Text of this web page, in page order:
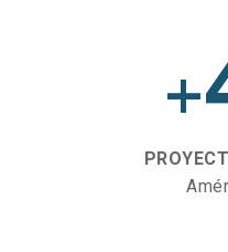
+